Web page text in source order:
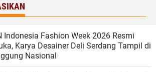
Indonesia Fashion Week 2026 Resmi
Karya Desainer Deli Serdang Tampil di
Nasional